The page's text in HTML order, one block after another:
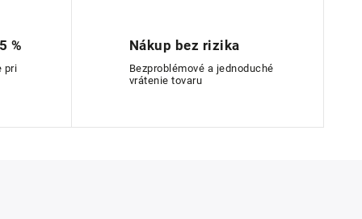
%
pri
Nákup bez rizika
Bezproblémové a jednoduché
vrátenie tovaru